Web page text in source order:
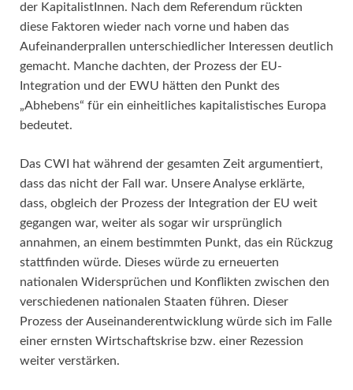
der KapitalistInnen. Nach dem Referendum rückten
diese Faktoren wieder nach vorne und haben das
Aufeinanderprallen unterschiedlicher Interessen deutlich
gemacht. Manche dachten, der Prozess der EU-
Integration und der EWU hätten den Punkt des
„Abhebens“ für ein einheitliches kapitalistisches Europa
bedeutet.
Das CWI hat während der gesamten Zeit argumentiert,
dass das nicht der Fall war. Unsere Analyse erklärte,
dass, obgleich der Prozess der Integration der EU weit
gegangen war, weiter als sogar wir ursprünglich
annahmen, an einem bestimmten Punkt, das ein Rückzug
stattfinden würde. Dieses würde zu erneuerten
nationalen Widersprüchen und Konflikten zwischen den
verschiedenen nationalen Staaten führen. Dieser
Prozess der Auseinanderentwicklung würde sich im Falle
einer ernsten Wirtschaftskrise bzw. einer Rezession
weiter verstärken.